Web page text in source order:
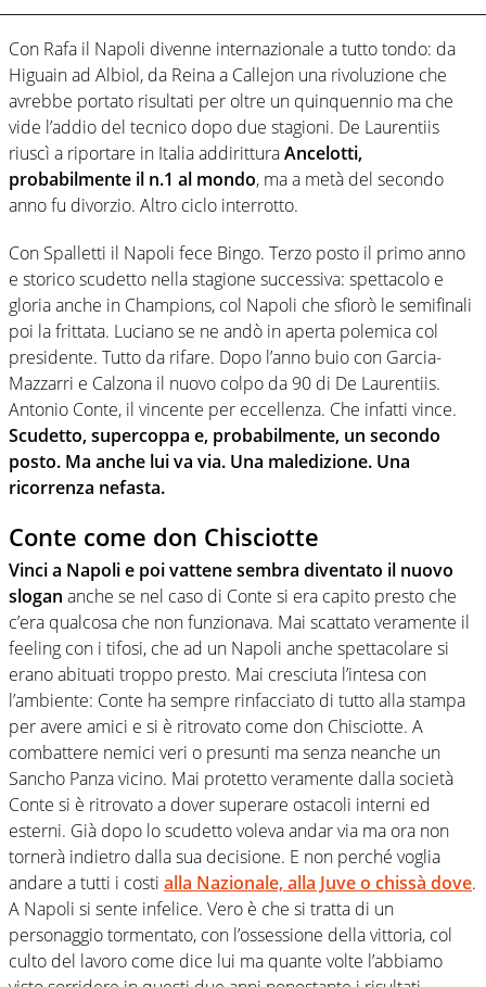
Con Rafa il Napoli divenne internazionale a tutto tondo: da
Higuain ad Albiol, da Reina a Callejon una rivoluzione che
avrebbe portato risultati per oltre un quinquennio ma che
vide l’addio del tecnico dopo due stagioni. De Laurentiis
riuscì a riportare in Italia addiritturaAncelotti,
probabilmente il n.1 al mondo, ma a metà del secondo
anno fu divorzio. Altro ciclo interrotto.
Con Spalletti il Napoli fece Bingo. Terzo posto il primo anno
e storico scudetto nella stagione successiva: spettacolo e
gloria anche in Champions, col Napoli che sfiorò le semifinali
poi la frittata. Luciano se ne andò in aperta polemica col
presidente. Tutto da rifare. Dopo l’anno buio con Garcia-
Mazzarri e Calzona il nuovo colpo da 90 di De Laurentiis.
Antonio Conte, il vincente per eccellenza. Che infatti vince.
Scudetto, supercoppa e, probabilmente, un secondo
posto. Ma anche lui va via. Una maledizione. Una
ricorrenza nefasta.
Conte come don Chisciotte
Vinci a Napoli e poi vattene sembra diventato il nuovo
slogan anche se nel caso di Conte si era capito presto che
c’era qualcosa che non funzionava. Mai scattato veramente il
feeling con i tifosi, che ad un Napoli anche spettacolare si
erano abituati troppo presto. Mai cresciuta l’intesa con
l’ambiente: Conte ha sempre rinfacciato di tutto alla stampa
per avere amici e si è ritrovato come don Chisciotte. A
combattere nemici veri o presunti ma senza neanche un
Sancho Panza vicino. Mai protetto veramente dalla società
Conte si è ritrovato a dover superare ostacoli interni ed
esterni. Già dopo lo scudetto voleva andar via ma ora non
tornerà indietro dalla sua decisione. E non perché voglia
andare a tutti i costi alla Nazionale, alla Juve o chissà dove.
A Napoli si sente infelice. Vero è che si tratta di un
personaggio tormentato, con l’ossessione della vittoria, col
culto del lavoro come dice lui ma quante volte l’abbiamo